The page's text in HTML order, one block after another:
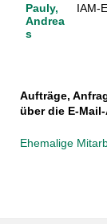
Pauly,
Andrea
s
IAM-
Aufträge,
über die E-
Ehemalige